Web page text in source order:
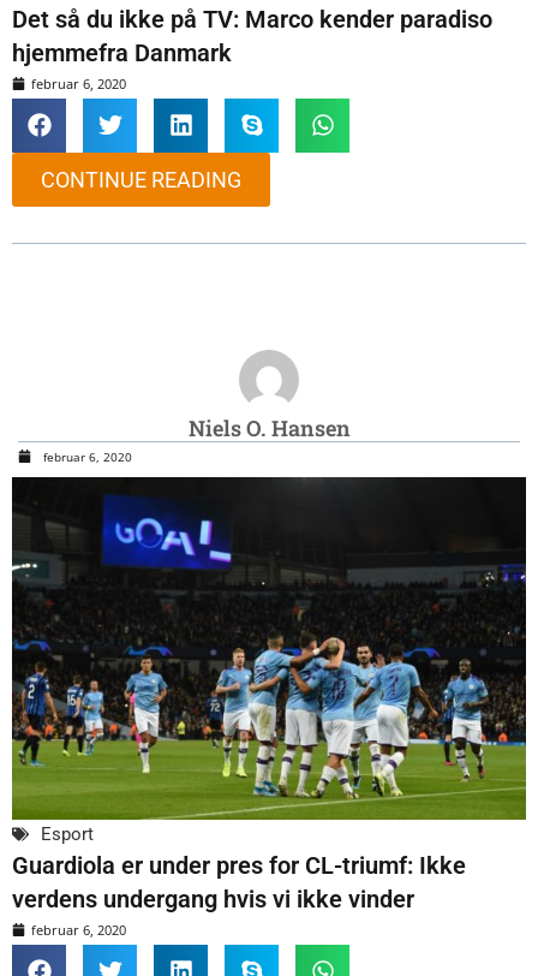
Det så du ikke på TV: Marco kender paradiso
hjemmefra Danmark
februar 6, 2020
CONTINUE READING
Niels O. Hansen
februar 6, 2020
Esport
Guardiola er under pres for CL-triumf: Ikke
verdens undergang hvis vi ikke vinder
februar 6, 2020